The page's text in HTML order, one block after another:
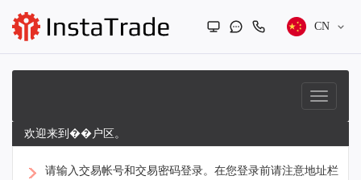
CN
欢迎来到��户区。
请输入交易帐号和交易密码登录。在您登录前请注意地址栏